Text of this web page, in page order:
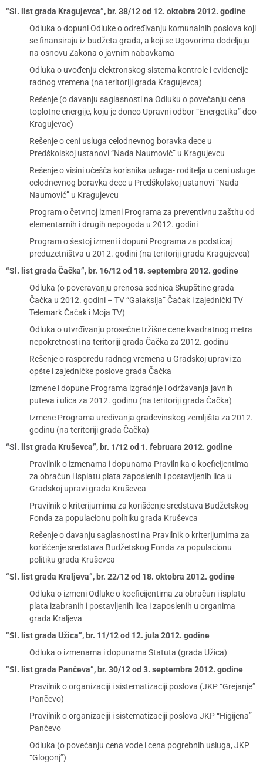
“Sl. list grada Kragujevca”, br. 38/12 od 12. oktobra 2012. godine
Odluka o dopuni Odluke o određivanju komunalnih poslova koji
se finansiraju iz budžeta grada, a koji se Ugovorima dodeljuju
na osnovu Zakona o javnim nabavkama
Odluka o uvođenju elektronskog sistema kontrole i evidencije
radnog vremena (na teritoriji grada Kragujevca)
Rešenje (o davanju saglasnosti na Odluku o povećanju cena
toplotne energije, koju je doneo Upravni odbor “Energetika” doo
Kragujevac)
Rešenje o ceni usluga celodnevnog boravka dece u
Predškolskoj ustanovi “Nada Naumović” u Kragujevcu
Rešenje o visini učešća korisnika usluga- roditelja u ceni usluge
celodnevnog boravka dece u Predškolskoj ustanovi “Nada
Naumović” u Kragujevcu
Program o četvrtoj izmeni Programa za preventivnu zaštitu od
elementarnih i drugih nepogoda u 2012. godini
Program o šestoj izmeni i dopuni Programa za podsticaj
preduzetništva u 2012. godini (na teritoriji grada Kragujevca)
“Sl. list grada Čačka”, br. 16/12 od 18. septembra 2012. godine
Odluka (o poveravanju prenosa sednica Skupštine grada
Čačka u 2012. godini – TV “Galaksija” Čačak i zajednički TV
Telemark Čačak i Moja TV)
Odluka o utvrđivanju prosečne tržišne cene kvadratnog metra
nepokretnosti na teritoriji grada Čačka za 2012. godinu
Rešenje o rasporedu radnog vremena u Gradskoj upravi za
opšte i zajedničke poslove grada Čačka
Izmene i dopune Programa izgradnje i održavanja javnih
puteva i ulica za 2012. godinu (na teritoriji grada Čačka)
Izmene Programa uređivanja građevinskog zemljišta za 2012.
godinu (na teritoriji grada Čačka)
“Sl. list grada Kruševca”, br. 1/12 od 1. februara 2012. godine
Pravilnik o izmenama i dopunama Pravilnika o koeficijentima
za obračun i isplatu plata zaposlenih i postavljenih lica u
Gradskoj upravi grada Kruševca
Pravilnik o kriterijumima za korišćenje sredstava Budžetskog
Fonda za populacionu politiku grada Kruševca
Rešenje o davanju saglasnosti na Pravilnik o kriterijumima za
korišćenje sredstava Budžetskog Fonda za populacionu
politiku grada Kruševca
“Sl. list grada Kraljeva”, br. 22/12 od 18. oktobra 2012. godine
Odluka o izmeni Odluke o koeficijentima za obračun i isplatu
plata izabranih i postavljenih lica i zaposlenih u organima
grada Kraljeva
“Sl. list grada Užica”, br. 11/12 od 12. jula 2012. godine
Odluka o izmenama i dopunama Statuta (grada Užica)
“Sl. list grada Pančeva”, br. 30/12 od 3. septembra 2012. godine
Pravilnik o organizaciji i sistematizaciji poslova (JKP “Grejanje”
Pančevo)
Pravilnik o organizaciji i sistematizaciji poslova JKP “Higijena”
Pančevo
Odluka (o povećanju cena vode i cena pogrebnih usluga, JKP
“Glogonj”)